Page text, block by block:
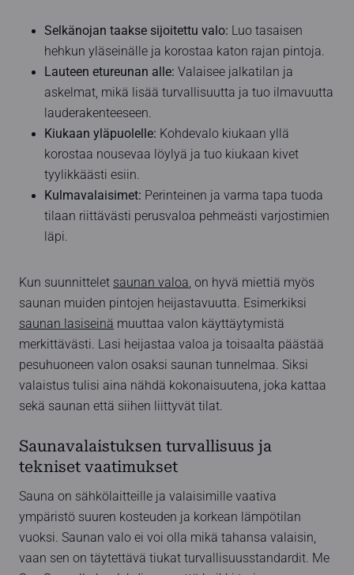
Selkänojan taakse sijoitettu valo: Luo tasaisen
hehkun yläseinälle ja korostaa katon rajan pintoja.
Lauteen etureunan alle: Valaisee jalkatilan ja
askelmat, mikä lisää turvallisuutta ja tuo ilmavuutta
lauderakenteeseen.
Kiukaan yläpuolelle: Kohdevalo kiukaan yllä
korostaa nousevaa löylyä ja tuo kiukaan kivet
tyylikkäästi esiin.
Kulmavalaisimet: Perinteinen ja varma tapa tuoda
tilaan riittävästi perusvaloa pehmeästi varjostimien
läpi.
Kun suunnittelet saunan valoa, on hyvä miettiä myös
saunan muiden pintojen heijastavuutta. Esimerkiksi
saunan lasiseinä muuttaa valon käyttäytymistä
merkittävästi. Lasi heijastaa valoa ja toisaalta päästää
pesuhuoneen valon osaksi saunan tunnelmaa. Siksi
valaistus tulisi aina nähdä kokonaisuutena, joka kattaa
sekä saunan että siihen liittyvät tilat.
Saunavalaistuksen turvallisuus ja
tekniset vaatimukset
Sauna on sähkölaitteille ja valaisimille vaativa
ympäristö suuren kosteuden ja korkean lämpötilan
vuoksi. Saunan valo ei voi olla mikä tahansa valaisin,
vaan sen on täytettävä tiukat turvallisuusstandardit. Me